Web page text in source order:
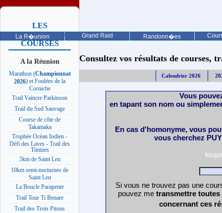
La R�union Grand Raid Randonn�es
LES
PROCHAINES
COURSES
A la Réunion
Marathon (Championnat
2026) et Foulées de la
Corniche
Trail Vaincre Parkinson
Trail du Sud Sauvage
Course de côte de
Takamaka
Trophée Océan Indien -
Défi des Laves - Trail des
Timizes
5km de Saint Leu
10km semi-nocturnes de
Saint Leu
La Boucle Parapente
Trail Tour Ti Benare
Trail des Trois Pitons
Consultez vos résultats de courses,
Calendrier 2026
Vous
en tapant son nom ou
En cas d'homonyme, vous
vous cherchez
Si vous ne trouvez pas une
pouvez me transmettre
concernant ces